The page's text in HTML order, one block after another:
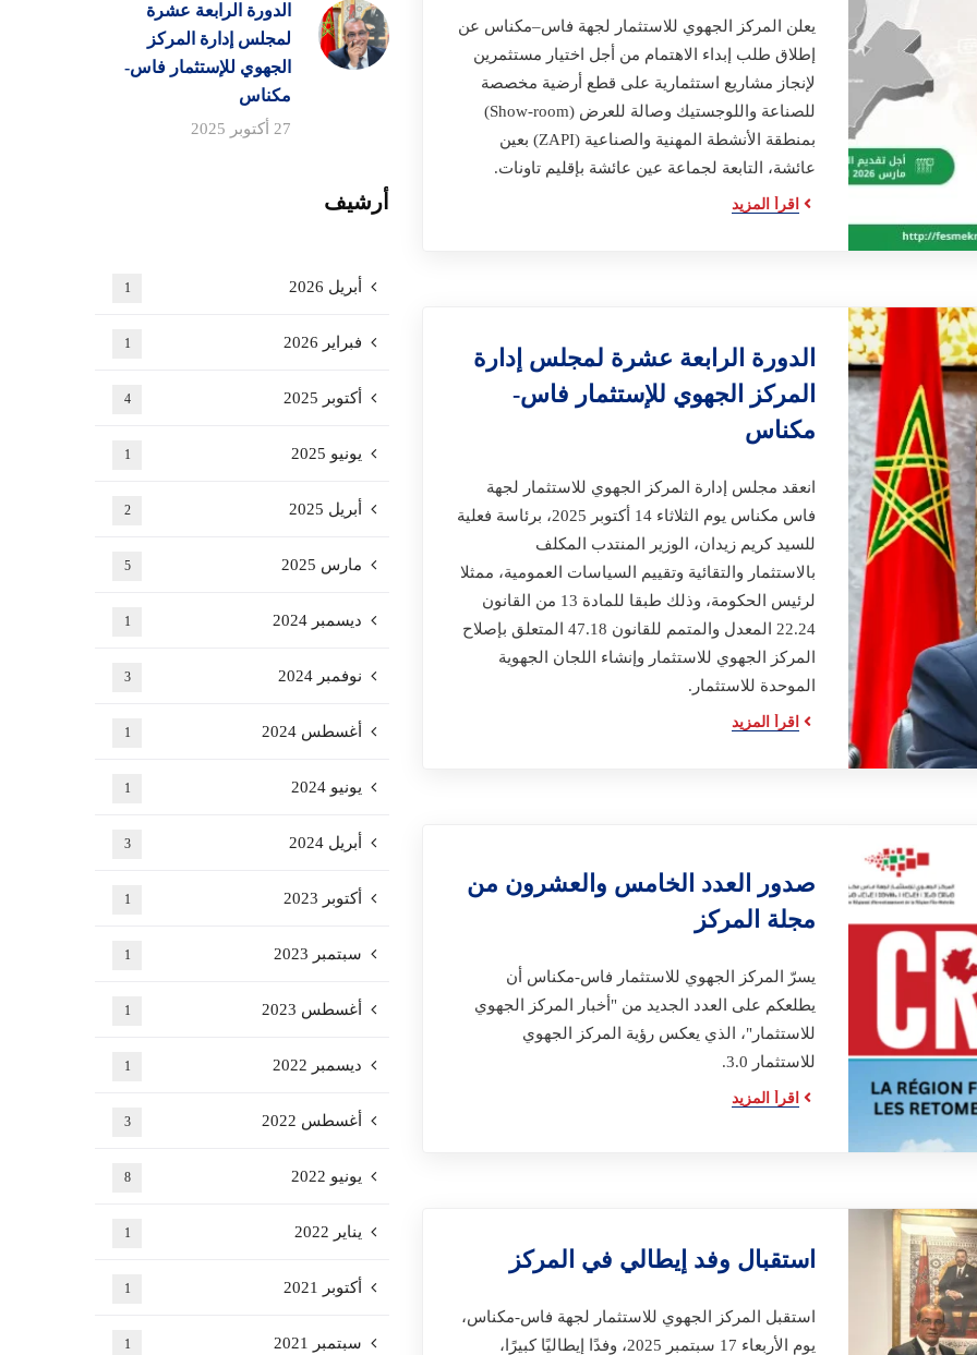
يعلن المركز الجهوي للاستثمار لجهة فاس–مكناس عن
إطلاق طلب إبداء الاهتمام من أجل اختيار مستثمرين
لإنجاز مشاريع استثمارية على قطع أرضية مخصصة
للصناعة واللوجستيك وصالة للعرض (Show-room)
بمنطقة الأنشطة المهنية والصناعية (ZAPI) بعين
عائشة، التابعة لجماعة عين عائشة بإقليم تاونات.
اقرأ المزيد
الدورة الرابعة عشرة لمجلس إدارة
المركز الجهوي للإستثمار فاس-
مكناس
انعقد مجلس إدارة المركز الجهوي للاستثمار لجهة
فاس مكناس يوم الثلاثاء 14 أكتوبر 2025، برئاسة فعلية
للسيد كريم زيدان، الوزير المنتدب المكلف
بالاستثمار والتقائية وتقييم السياسات العمومية، ممثلا
لرئيس الحكومة، وذلك طبقا للمادة 13 من القانون
22.24 المعدل والمتمم للقانون 47.18 المتعلق بإصلاح
المركز الجهوي للاستثمار وإنشاء اللجان الجهوية
الموحدة للاستثمار.
اقرأ المزيد
صدور العدد الخامس والعشرون من
مجلة المركز
يسرّ المركز الجهوي للاستثمار فاس-مكناس أن
يطلعكم على العدد الجديد من "أخبار المركز الجهوي
للاستثمار"، الذي يعكس رؤية المركز الجهوي
للاستثمار 3.0.
اقرأ المزيد
استقبال وفد إيطالي في المركز
استقبل المركز الجهوي للاستثمار لجهة فاس-مكناس،
يوم الأربعاء 17 سبتمبر 2025، وفدًا إيطاليًا كبيرًا،
الدورة الرابعة عشرة
لمجلس إدارة المركز
الجهوي للإستثمار فاس-
مكناس
27 أكتوبر 2025
أرشيف
أبريل 2026 1
فبراير 2026 1
أكتوبر 2025 4
يونيو 2025 1
أبريل 2025 2
مارس 2025 5
ديسمبر 2024 1
نوفمبر 2024 3
أغسطس 2024 1
يونيو 2024 1
أبريل 2024 3
أكتوبر 2023 1
سبتمبر 2023 1
أغسطس 2023 1
ديسمبر 2022 1
أغسطس 2022 3
يونيو 2022 8
يناير 2022 1
أكتوبر 2021 1
سبتمبر 2021 1